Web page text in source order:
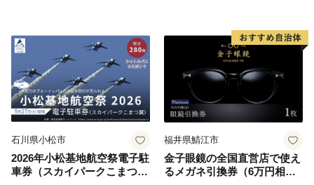
石川県小松市
2026年小松基地航空祭電子駐
車券（スカイパークこまつ
福井県鯖江市
金子眼鏡の全国直営店で使え
るメガネ引換券（6万円相